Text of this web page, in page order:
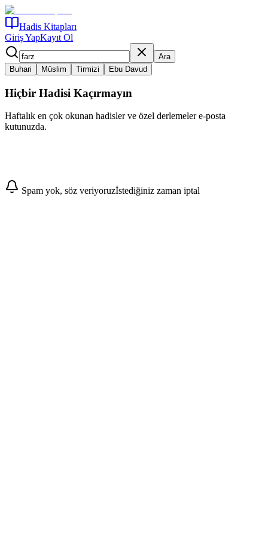
Hadis Kitapları
Giriş YapKayıt Ol
Ara
Buhari
Müslim Tirmizi Ebu Davud
Hiçbir Hadisi Kaçırmayın
Haftalık en çok okunan hadisler ve özel derlemeler e-posta
kutunuzda.
Abone Ol
Spam yok, söz veriyoruzİstediğiniz zaman iptal